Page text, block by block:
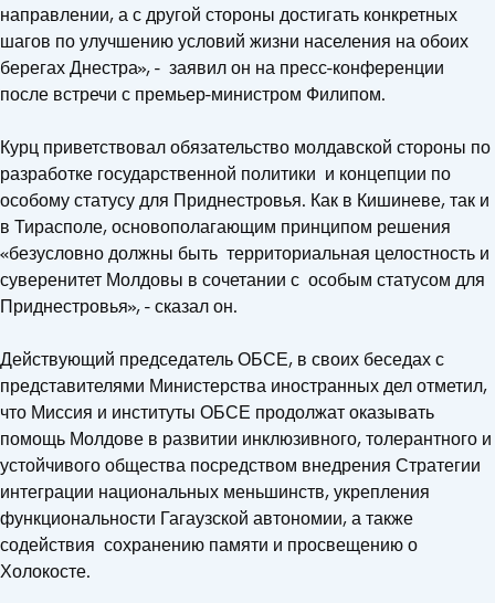
направлении, а с другой стороны достигать конкретных
шагов по улучшению условий жизни населения на обоих
берегах Днестра», - заявил он на пресс-конференции
после встречи с премьер-министром Филипом.
Курц приветствовал обязательство молдавской стороны по
разработке государственной политики и концепции по
особому статусу для Приднестровья. Как в Кишиневе, так и
в Тирасполе, основополагающим принципом решения
«безусловно должны быть территориальная целостность и
суверенитет Молдовы в сочетании с особым статусом для
Приднестровья», - сказал он.
Действующий председатель ОБСЕ, в своих беседах с
представителями Министерства иностранных дел отметил,
что Миссия и институты ОБСЕ продолжат оказывать
помощь Молдове в развитии инклюзивного, толерантного и
устойчивого общества посредством внедрения Стратегии
интеграции национальных меньшинств, укрепления
функциональности Гагаузской автономии, а также
содействия сохранению памяти и просвещению о
Холокосте.